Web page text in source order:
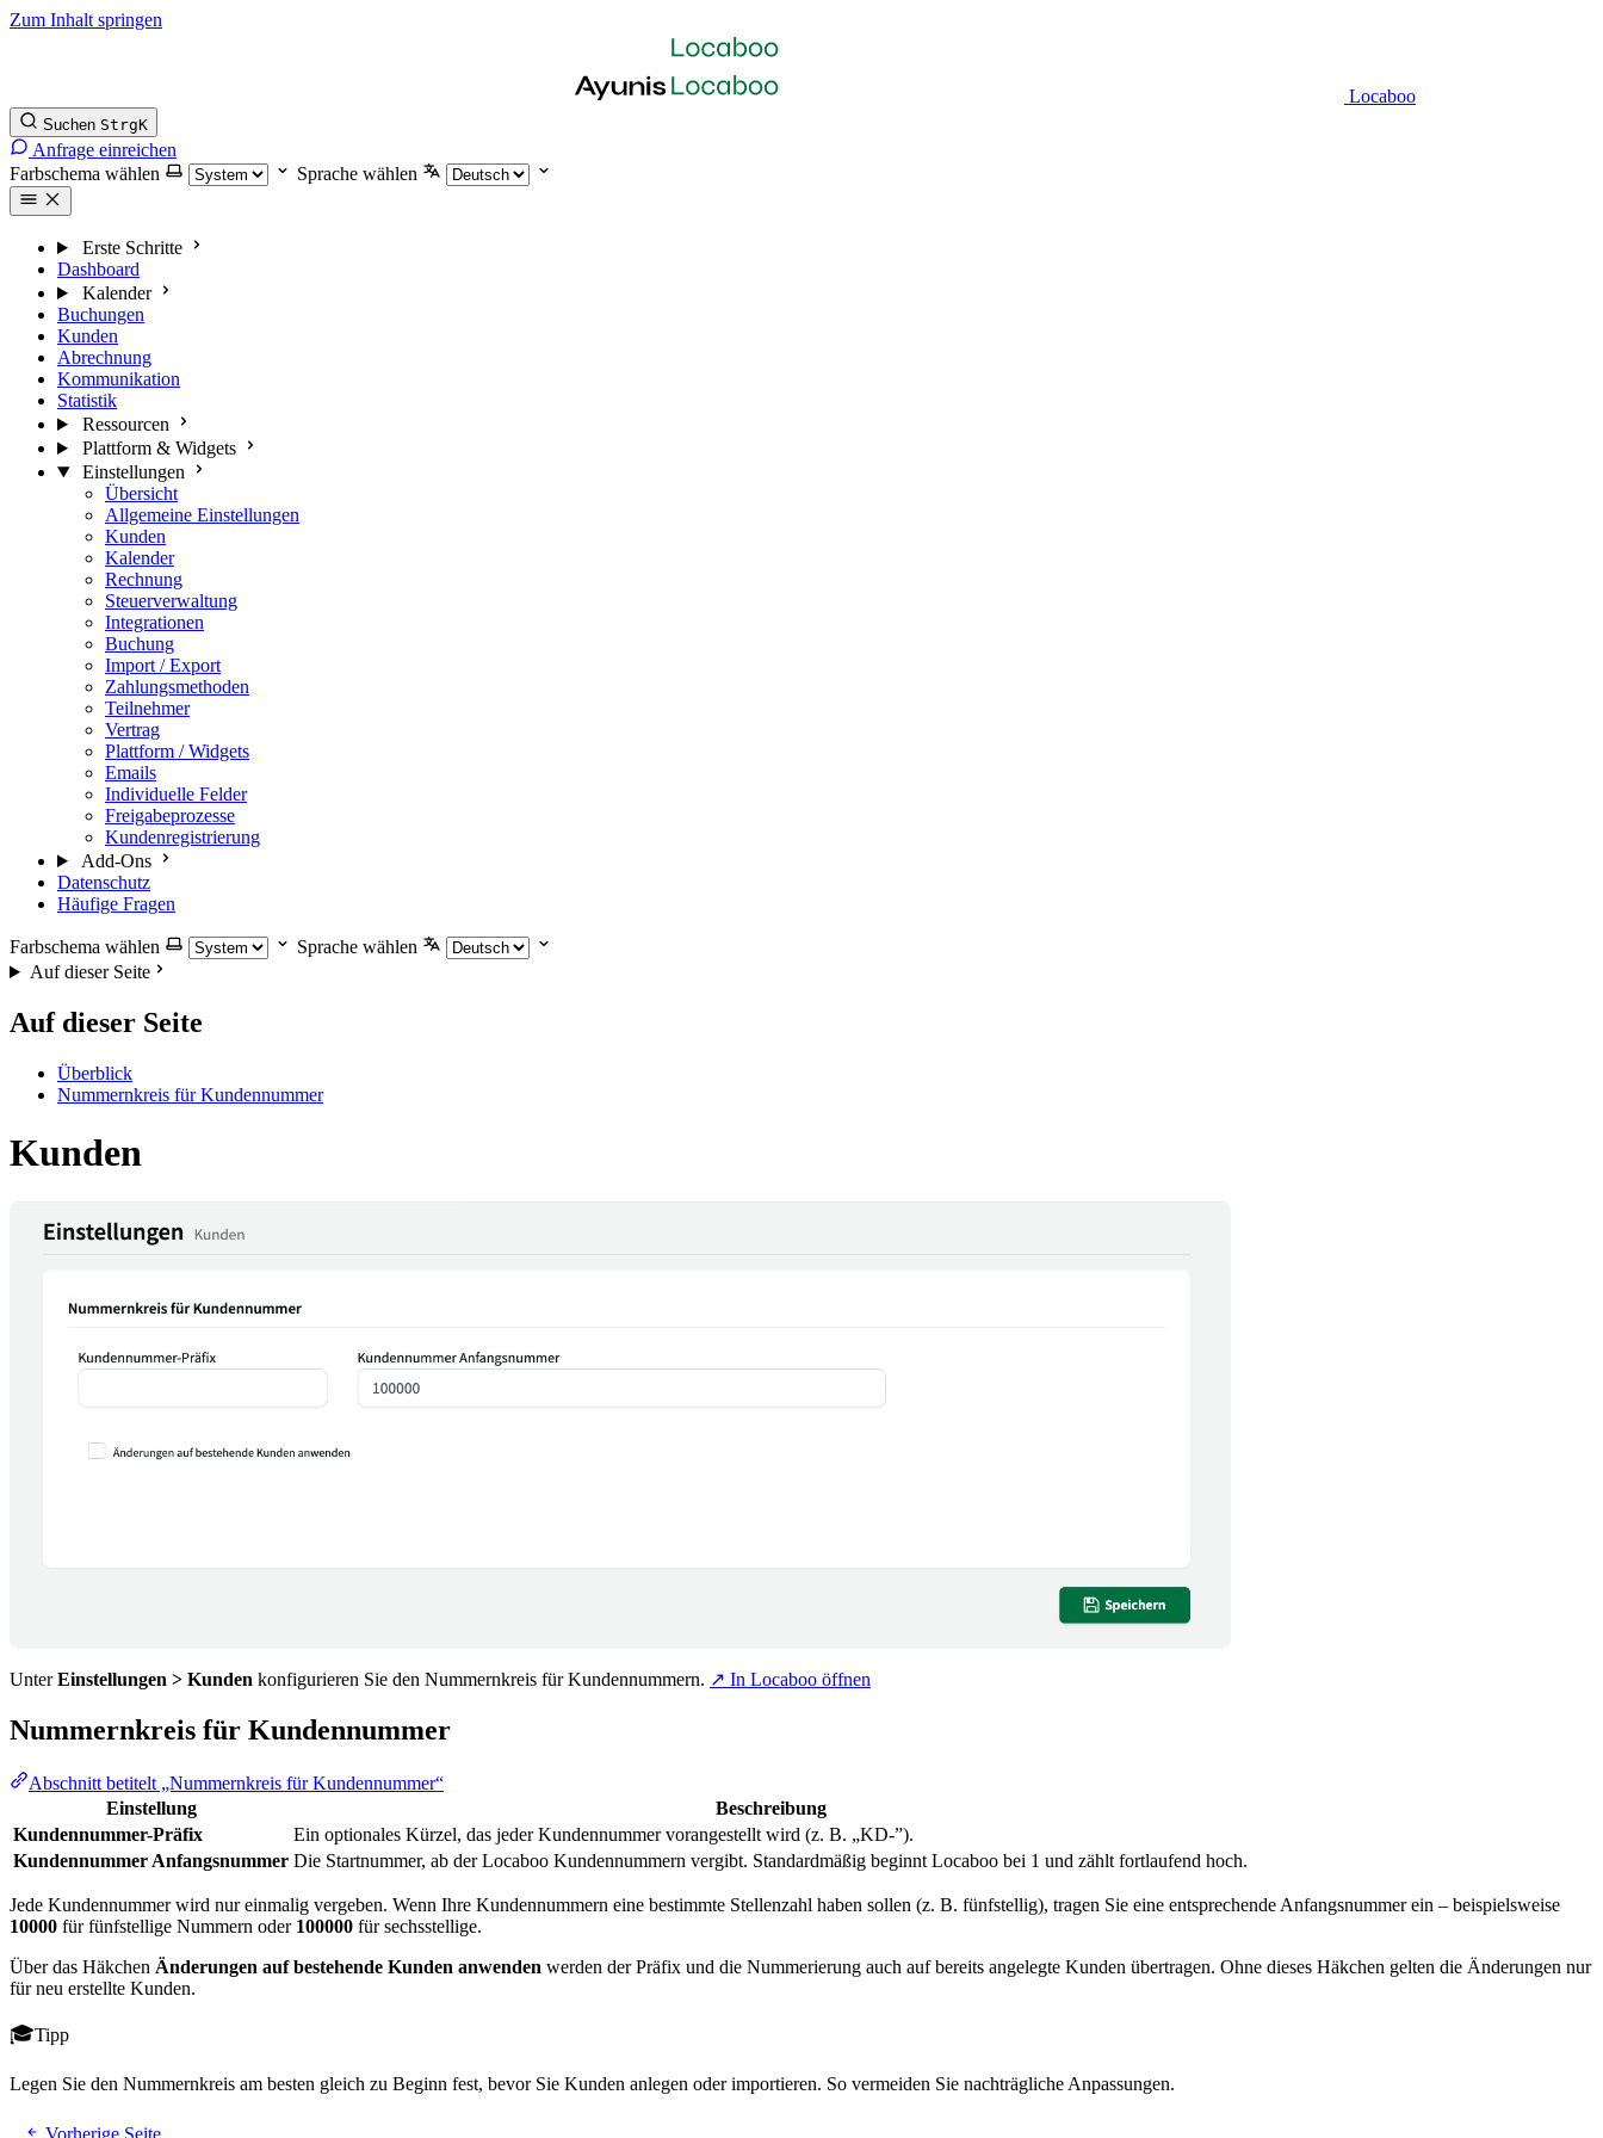
Zum Inhalt springen
Locaboo
Suchen StrgK
Anfrage einreichen
Farbschema wählen
Sprache wählen
Erste Schritte
Dashboard
Kalender
Buchungen
Kunden
Abrechnung
Kommunikation
Statistik
Ressourcen
Plattform & Widgets
Einstellungen
Übersicht
Allgemeine Einstellungen
Kunden
Kalender
Rechnung
Steuerverwaltung
Integrationen
Buchung
Import / Export
Zahlungsmethoden
Teilnehmer
Vertrag
Plattform / Widgets
Emails
Individuelle Felder
Freigabeprozesse
Kundenregistrierung
Add-Ons
Datenschutz
Häufige Fragen
Farbschema wählen
Sprache wählen
Auf dieser Seite
Auf dieser Seite
Überblick
Nummernkreis für Kundennummer
Kunden
UnterEinstellungen > Kunden konfigurieren Sie den Nummernkreis für Kundennummern. ↗ In Locaboo öffnen
Nummernkreis für Kundennummer
Abschnitt betitelt „Nummernkreis für Kundennummer“
Einstellung
Beschreibung
Kundennummer-Präfix
Ein optionales Kürzel, das jeder Kundennummer vorangestellt wird (z. B. „KD-”).
Kundennummer Anfangsnummer Die Startnummer, ab der Locaboo Kundennummern vergibt. Standardmäßig beginnt Locaboo bei 1 und zählt fortlaufend hoch.
Jede Kundennummer wird nur einmalig vergeben. Wenn Ihre Kundennummern eine bestimmte Stellenzahl haben sollen (z. B. fünfstellig), tragen Sie eine entsprechende Anfangsnummer ein – beispielsweise
10000 für fünfstellige Nummern oder 100000 für sechsstellige.
Über das Häkchen Änderungen auf bestehende Kunden anwenden werden der Präfix und die Nummerierung auch auf bereits angelegte Kunden übertragen. Ohne dieses Häkchen gelten die Änderungen nur
für neu erstellte Kunden.
Tipp
Legen Sie den Nummernkreis am besten gleich zu Beginn fest, bevor Sie Kunden anlegen oder importieren. So vermeiden Sie nachträgliche Anpassungen.
Vorherige Seite